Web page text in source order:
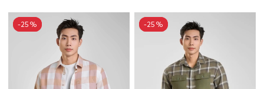
-25%
-25% -25%
-25%